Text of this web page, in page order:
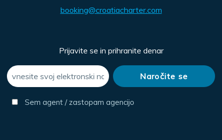
booking@croatiacharter.com
Prijavite se in prihranite denar
Sem agent / zastopam agencijo